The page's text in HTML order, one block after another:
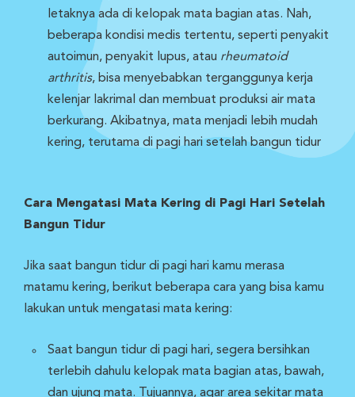
letaknya ada di kelopak mata bagian atas. Nah,
beberapa kondisi medis tertentu, seperti penyakit
autoimun, penyakit lupus, atau rheumatoid
arthritis, bisa menyebabkan terganggunya kerja
kelenjar lakrimal dan membuat produksi air mata
berkurang. Akibatnya, mata menjadi lebih mudah
kering, terutama di pagi hari setelah bangun tidur
Cara Mengatasi Mata Kering di Pagi Hari Setelah
Bangun Tidur
Jika saat bangun tidur di pagi hari kamu merasa
matamu kering, berikut beberapa cara yang bisa kamu
lakukan untuk mengatasi mata kering:
Saat bangun tidur di pagi hari, segera bersihkan
terlebih dahulu kelopak mata bagian atas, bawah,
dan ujung mata. Tujuannya, agar area sekitar mata